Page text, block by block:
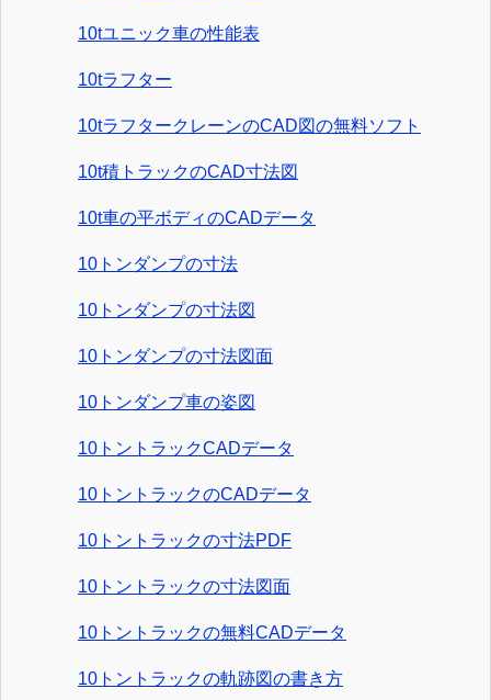
10tユニック車の性能表
10tラフター
10tラフタークレーンのCAD図の無料ソフト
10t積トラックのCAD寸法図
10t車の平ボディのCADデータ
10トンダンプの寸法
10トンダンプの寸法図
10トンダンプの寸法図面
10トンダンプ車の姿図
10トントラックCADデータ
10トントラックのCADデータ
10トントラックの寸法PDF
10トントラックの寸法図面
10トントラックの無料CADデータ
10トントラックの軌跡図の書き方